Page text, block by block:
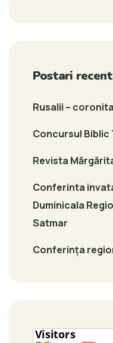
Postari
Rusalii – coronita
Concursul Biblic
Revista
Conferinta
Duminicala
Satmar
Conferința